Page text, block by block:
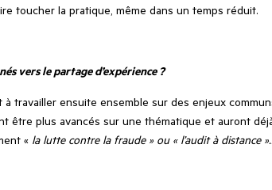
toucher la pratique, même dans un temps réduit.
vers le partage d’expérience ?
travailler ensuite ensemble sur des enjeux
être plus avancés sur une thématique et auront
« la lutte contre la fraude » ou « l’audit à distance